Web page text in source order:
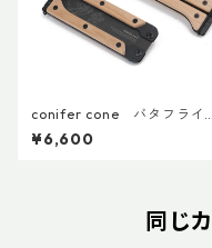
conifer cone バタフライソ
ー２
¥6,600
同じ